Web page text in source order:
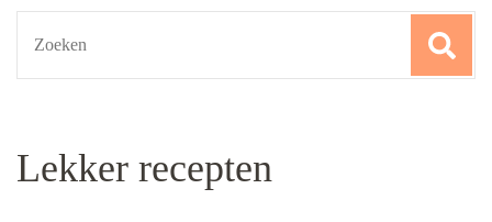
Lekker recepten